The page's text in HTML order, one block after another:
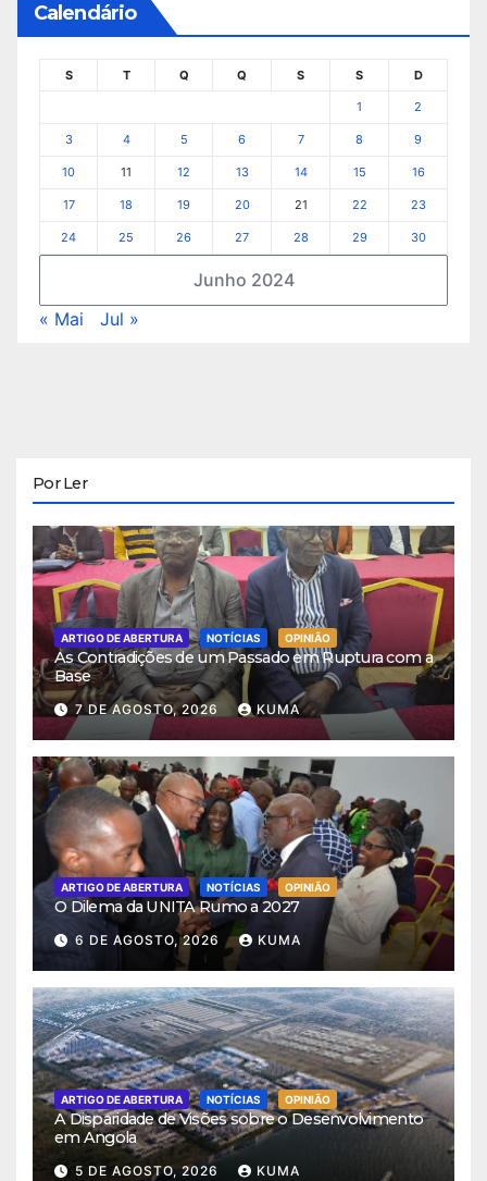
Calendário
Junho 2024
S T Q Q S S D
1 2
3 4 5 6 7 8 9
10 11 12 13 14 15 16
17 18 19 20 21 22 23
24 25 26 27 28 29 30
« Mai Jul »
Por Ler
ARTIGO DE ABERTURA NOTÍCIAS OPINIÃO
As Contradições de um Passado em Ruptura com a
Base
7 DE AGOSTO, 2026 KUMA
ARTIGO DE ABERTURA NOTÍCIAS OPINIÃO
O Dilema da UNITA Rumo a 2027
6 DE AGOSTO, 2026 KUMA
ARTIGO DE ABERTURA NOTÍCIAS OPINIÃO
A Disparidade de Visões sobre o Desenvolvimento
em Angola
5 DE AGOSTO, 2026 KUMA